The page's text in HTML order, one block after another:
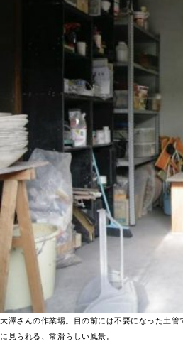
大澤さんの作業場。目の前には不要になった土
に見られる、常滑らしい風景。